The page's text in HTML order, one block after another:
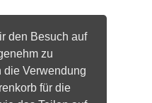
den Besuch auf
zu
die Verwendung
für die